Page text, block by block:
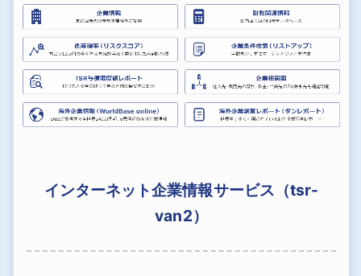
インターネット企業情報サービス（tsr-
van2）